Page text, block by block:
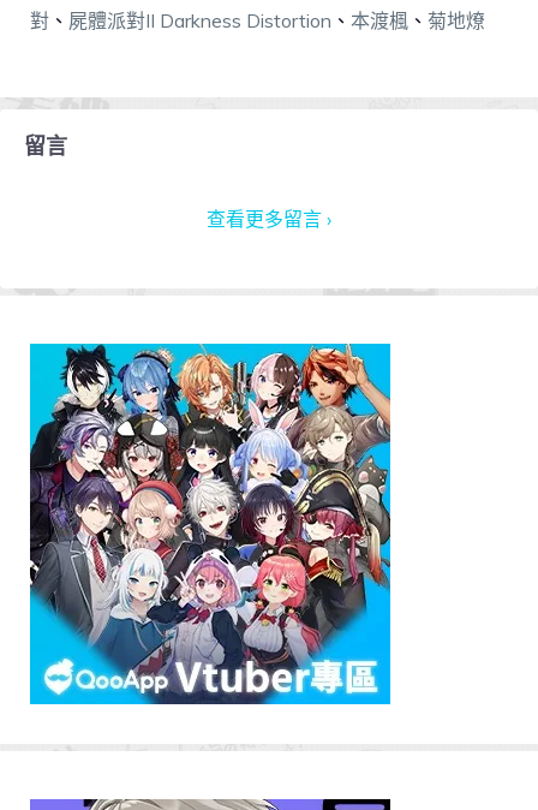
對 、 屍體派對II Darkness Distortion 、 本渡楓 、 菊地燎
留言
查看更多留言 ›